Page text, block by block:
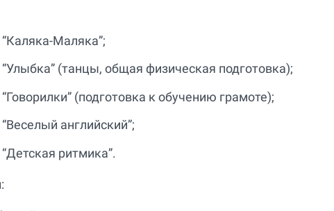
Маляка”;
(танцы, общая физическая подготовка);
(подготовка к обучению грамоте);
английский”;
ритмика”.